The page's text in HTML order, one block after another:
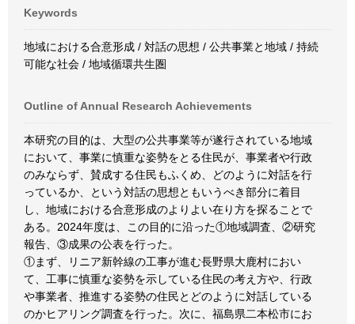
Keywords
地域における合意形成 / 対話の思想 / 公共事業と地域 / 持続
可能な社会 / 地域循環共生圏
Outline of Annual Research Achievements
本研究の目的は、大型の公共事業等が遂行されている地域
において、事業に慎重な姿勢をとる住民が、事業者や行政
のみならず、賛成する住民もふくめ、どのように対話を行
っているか、という対話の思想ともいうべき部分に着目
し、地域における合意形成のよりよい在り方を探ることで
ある。2024年度は、この目的に沿った①地域調査、②研究
報告、③成果の公表を行った。
①まず、リニア新幹線の工事が進む長野県大鹿村におい
て、工事に慎重な姿勢を示している住民の考え方や、行政
や事業者、推進する姿勢の住民とどのように対話している
のかヒアリング調査を行った。次に、福島県二本松市にお